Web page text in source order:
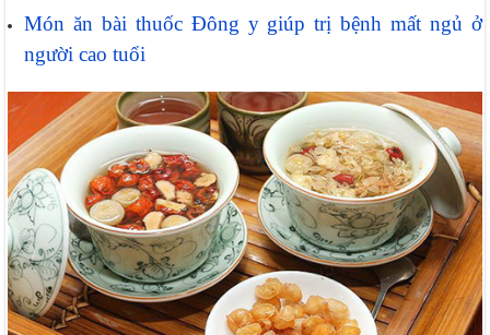
Món ăn bài thuốc Đông y giúp trị bệnh mất ngủ ở
người cao tuổi